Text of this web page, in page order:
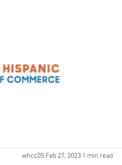
whcc05 Feb 27, 2023 1 min read